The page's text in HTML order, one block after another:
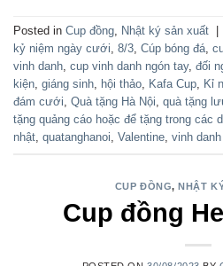
Posted in Cup đồng, Nhật ký sản xuất
kỷ niệm ngày cưới, 8/3, Cúp bóng đá,
vinh danh, cup vinh danh ngón tay, đối
kiện, giáng sinh, hội thảo, Kafa Cup, Kỉ
đám cưới, Quà tặng Hà Nội, quà tặng
tặng quảng cáo hoặc để tặng trong các
nhật, quatanghanoi, Valentine, vinh
CUP ĐỒNG,NHẬT
Cup đồng